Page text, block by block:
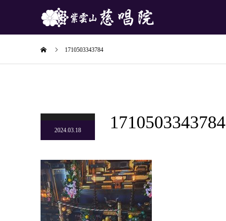
1710503343784
2024.03.18 1710503343784